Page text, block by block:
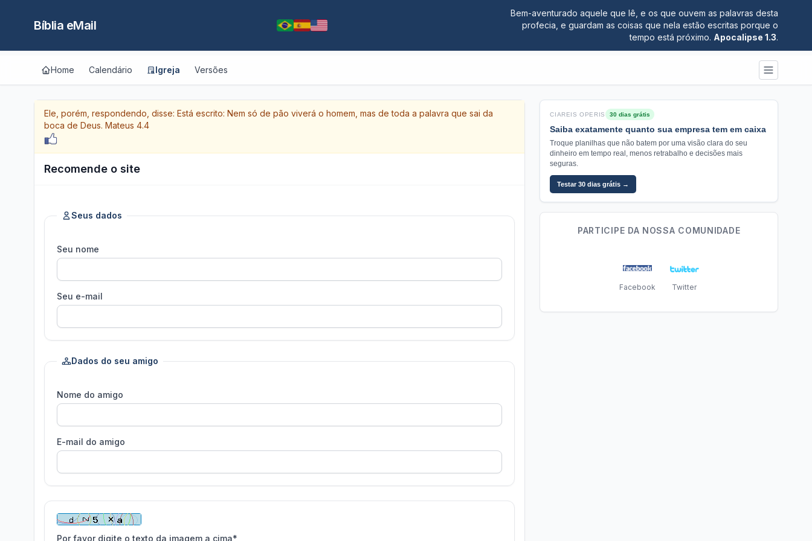
Bíblia eMail
Bem-aventurado aquele que lê, e os que ouvem as palavras desta
profecia, e guardam as coisas que nela estão escritas porque o
tempo está próximo. Apocalipse 1.3.
Home Calendário Igreja Versões
Ele, porém, respondendo, disse: Está escrito: Nem só de pão viverá o homem, mas de toda a palavra que sai da
boca de Deus. Mateus 4.4
Recomende o site
Seus dados
Seu nome
Seu e-mail
Dados do seu amigo
Nome do amigo
E-mail do amigo
Por favor digite o texto da imagem a cima*
CIAREIS OPERIS 30 dias grátis
Saiba exatamente quanto sua empresa tem em caixa
Troque planilhas que não batem por uma visão clara do seu
dinheiro em tempo real, menos retrabalho e decisões mais
seguras.
Testar 30 dias grátis →
PARTICIPE DA NOSSA COMUNIDADE
Facebook Twitter